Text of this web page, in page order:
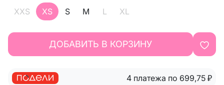
XXS XS S M L XL
ДОБАВИТЬ В КОРЗИНУ
4 платежа по 699,75 ₽